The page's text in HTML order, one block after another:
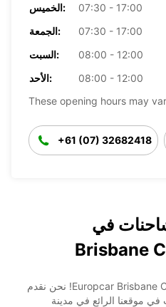
الخميس:
07:30 - 17:00
الجمعة:
07:30 - 17:00
السبت:
08:00 - 12:00
الأحد:
08:00 - 12:00
These opening hours may
+61 (07) 32682418
في
Brisbane
مرحبًا بكم في Europcar Brisbane City Commercials! نحن نقدم
موقعنا الرائع في مدينة